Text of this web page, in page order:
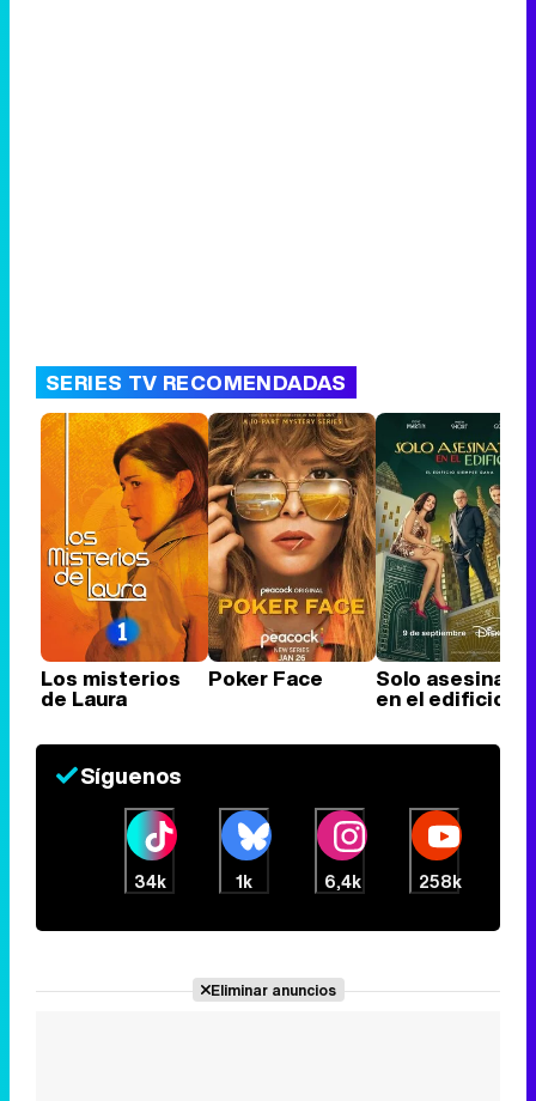
SERIES TV RECOMENDADAS
Los misterios
de Laura
Poker Face Solo
en el edificio
Síguenos
34k 1k 6,4k 258k
Eliminar anuncios